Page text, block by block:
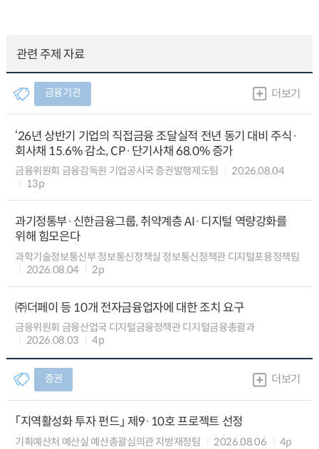
관련 주제 자료
금융기관 더보기
‘26년 상반기 기업의 직접금융 조달실적 전년 동기 대비 주식·
회사채 15.6% 감소, CP·단기사채 68.0% 증가
금융위원회 금융감독원 기업공시국 증권발행제도팀
2026.08.04
13p
과기정통부·신한금융그룹, 취약계층 AI·디지털 역량강화를
위해 힘모은다
과학기술정보통신부 정보통신정책실 정보통신정책관 디지털포용정책팀
2026.08.04
2p
㈜더페이 등 10개 전자금융업자에 대한 조치 요구
금융위원회 금융산업국 디지털금융정책관 디지털금융총괄과
2026.08.03
4p
증권 더보기
「지역활성화 투자 펀드」 제9·10호 프로젝트 선정
기획예산처 예산실 예산총괄심의관 지방재정팀 2026.08.06 4p